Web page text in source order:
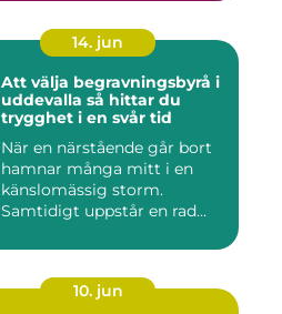
14. jun
Att välja begravningsbyrå i
uddevalla så hittar du
trygghet i en svår tid
När en närstående går bort
hamnar många mitt i en
känslomässig storm.
Samtidigt uppstår en rad
10. jun